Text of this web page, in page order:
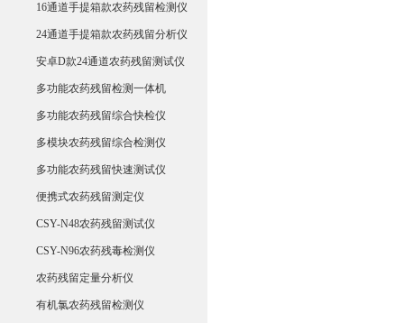
16通道手提箱款农药残留检测仪
24通道手提箱款农药残留分析仪
安卓D款24通道农药残留测试仪
多功能农药残留检测一体机
多功能农药残留综合快检仪
多模块农药残留综合检测仪
多功能农药残留快速测试仪
便携式农药残留测定仪
CSY-N48农药残留测试仪
CSY-N96农药残毒检测仪
农药残留定量分析仪
有机氯农药残留检测仪